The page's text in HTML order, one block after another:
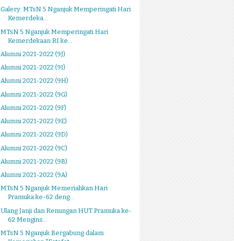
Galery: MTsN 5 Nganjuk Memperingati Hari
Kemerdeka...
MTsN 5 Nganjuk Memperingati Hari
Kemerdekaan RI ke...
Alumni 2021-2022 (9J)
Alumni 2021-2022 (9I)
Alumni 2021-2022 (9H)
Alumni 2021-2022 (9G)
Alumni 2021-2022 (9F)
Alumni 2021-2022 (9E)
Alumni 2021-2022 (9D)
Alumni 2021-2022 (9C)
Alumni 2021-2022 (9B)
Alumni 2021-2022 (9A)
MTsN 5 Nganjuk Memeriahkan Hari
Pramuka ke-62 deng...
Ulang Janji dan Renungan HUT Pramuka ke-
62 Mengins...
MTsN 5 Nganjuk Bergabung dalam